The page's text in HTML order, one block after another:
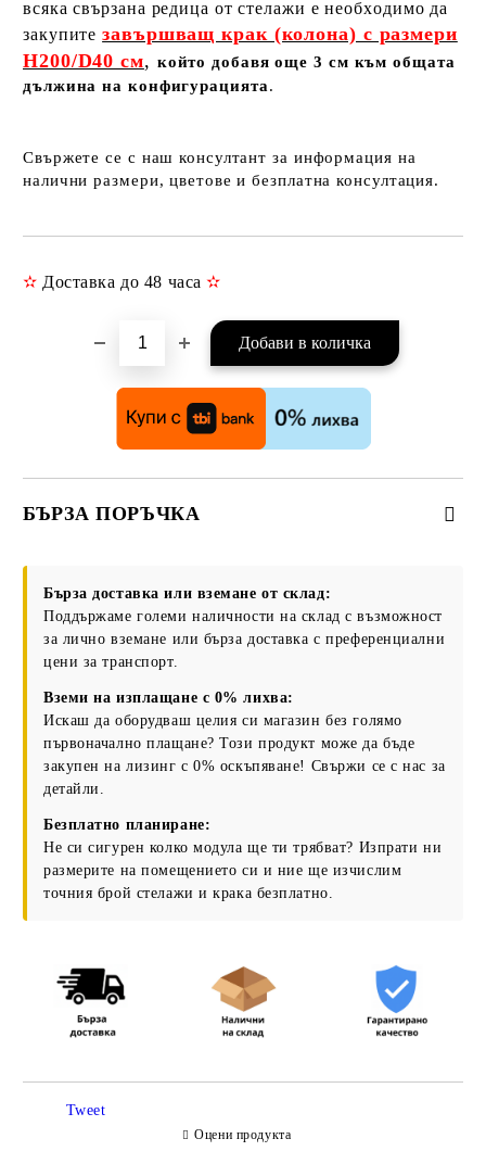
всяка свързана редица от стелажи е необходимо да
закупитезавършващ крак (колона) с размери
H200/D40 см, който добавя още 3 см към общата
дължина на конфигурацията.
Свържете се с наш консултант за информация на
налични размери, цветове и безплатна консултация.
✫ Доставка до 48 часа✫
БЪРЗА ПОРЪЧКА
Съгласен съм сПолитиката за лични данни
Ние ще се свържем с вас в рамките на работния ден.
Бърза доставка или вземане от склад:
Поддържаме големи наличности на склад с възможност
за лично вземане или бърза доставка с преференциални
цени за транспорт.
Вземи на изплащане с 0% лихва:
Искаш да оборудваш целия си магазин без голямо
първоначално плащане? Този продукт може да бъде
закупен на лизинг с 0% оскъпяване! Свържи се с нас за
детайли.
Безплатно планиране:
Не си сигурен колко модула ще ти трябват? Изпрати ни
размерите на помещението си и ние ще изчислим
точния брой стелажи и крака безплатно.
Tweet
Оцени продукта